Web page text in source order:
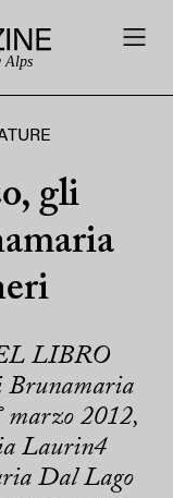
Alps
gli
LIBRO
Brunamaria
marzo 2012,
Laurin4
Dal Lago